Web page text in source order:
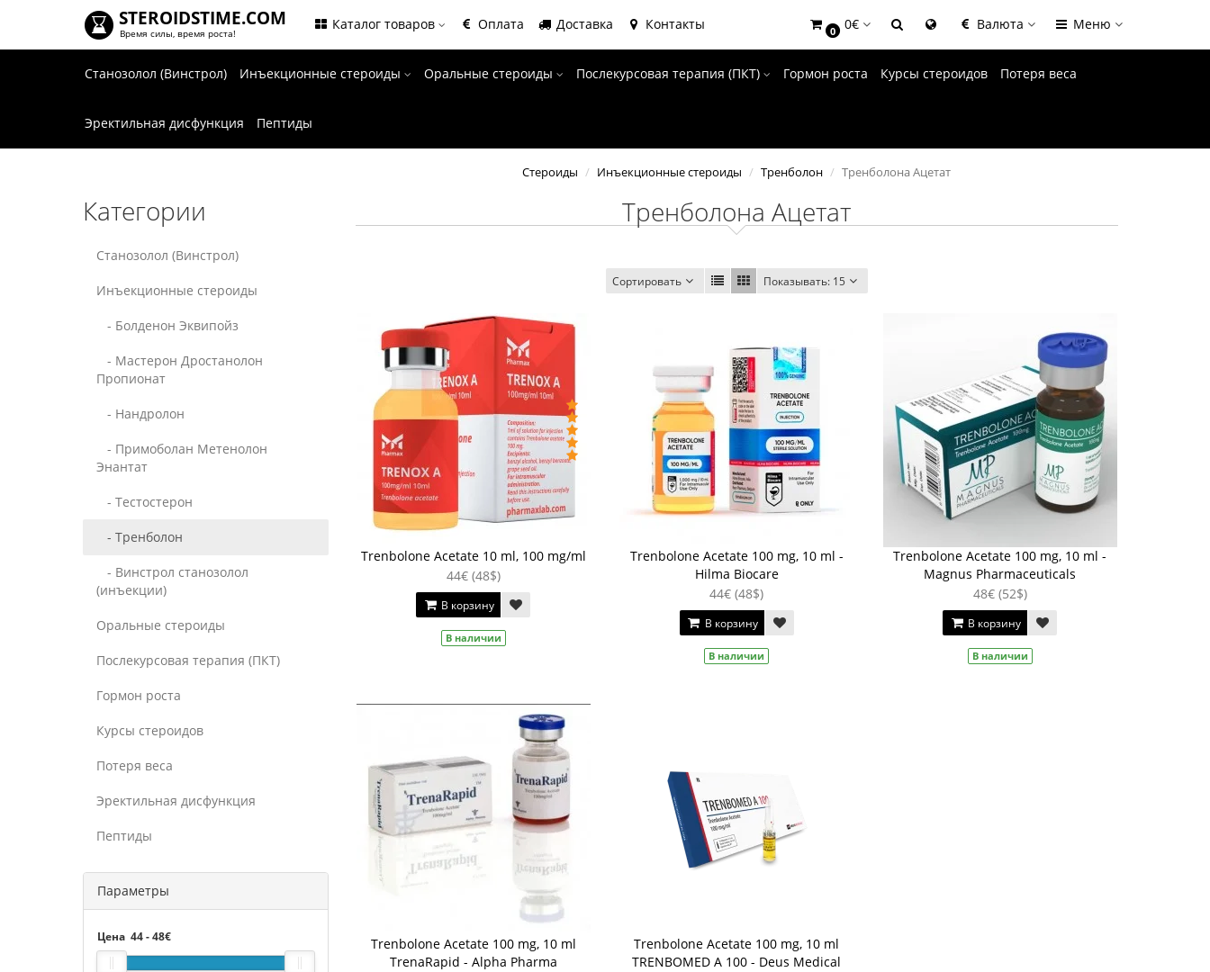
STEROIDSTIME.COM
Время силы, время роста!
Каталог товаров Оплата Доставка Контакты 0 0€ Валюта Меню
Станозолол (Винстрол) Инъекционные стероиды Оральные стероиды Послекурсовая терапия (ПКТ) Гормон роста Курсы стероидов Потеря веса
Эректильная дисфункция Пептиды
Категории
Станозолол (Винстрол)
Инъекционные стероиды
- Болденон Эквипойз
- Мастерон Дростанолон
Пропионат
- Нандролон
- Примоболан Метенолон
Энантат
- Тестостерон
- Тренболон
- Винстрол станозолол
(инъекции)
Оральные стероиды
Послекурсовая терапия (ПКТ)
Гормон роста
Курсы стероидов
Потеря веса
Эректильная дисфункция
Пептиды
Параметры
Цена 44-48€
Стероиды Инъекционные стероиды Тренболон Тренболона Ацетат
Тренболона Ацетат
Сортировать Показывать: 15
Trenbolone Acetate 10 ml, 100 mg/ml
44€ (48$)
В корзину
В наличии
Trenbolone Acetate 100 mg, 10 ml -
Hilma Biocare
44€ (48$)
В корзину
В наличии
Trenbolone Acetate 100 mg, 10 ml -
Magnus Pharmaceuticals
48€ (52$)
В корзину
В наличии
Trenbolone Acetate 100 mg, 10 ml
TrenaRapid - Alpha Pharma
Trenbolone Acetate 100 mg, 10 ml
TRENBOMED A 100 - Deus Medical